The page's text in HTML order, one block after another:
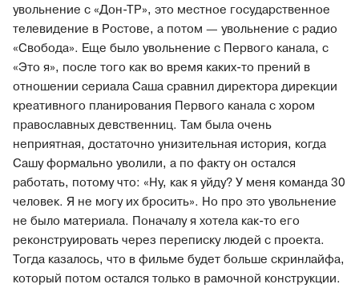
увольнение с «Дон-ТР», это местное государственное
телевидение в Ростове, а потом — увольнение с радио
«Свобода». Еще было увольнение с Первого канала, с
«Это я», после того как во время каких-то прений в
отношении сериала Саша сравнил директора дирекции
креативного планирования Первого канала с хором
православных девственниц. Там была очень
неприятная, достаточно унизительная история, когда
Сашу формально уволили, а по факту он остался
работать, потому что: «Ну, как я уйду? У меня команда 30
человек. Я не могу их бросить». Но про это увольнение
не было материала. Поначалу я хотела как-то его
реконструировать через переписку людей с проекта.
Тогда казалось, что в фильме будет больше скринлайфа,
который потом остался только в рамочной конструкции.